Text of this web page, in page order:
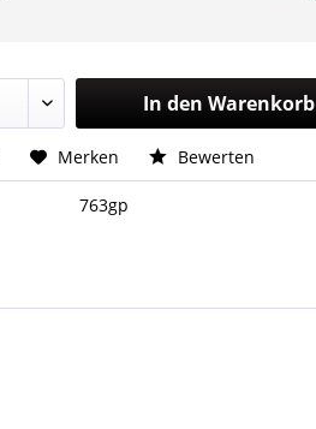
In den Warenkorb
Merken Bewerten
763gp